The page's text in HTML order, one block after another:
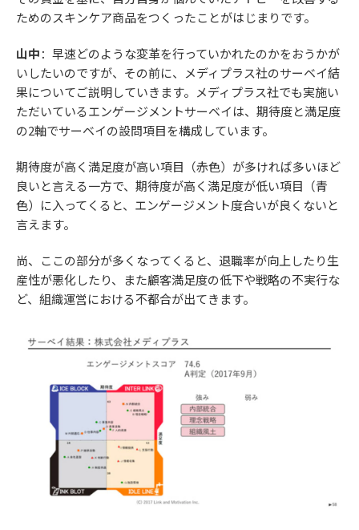
ためのスキンケア商品をつくったことがはじまりです。
山中：早速どのような変革を行っていかれたのかをおうかが
いしたいのですが、その前に、メディプラス社のサーベイ結
果についてご説明していきます。メディプラス社でも実施い
ただいているエンゲージメントサーベイは、期待度と満足度
の2軸でサーベイの設問項目を構成しています。
期待度が高く満足度が高い項目（赤色）が多ければ多いほど
良いと言える一方で、期待度が高く満足度が低い項目（青
色）に入ってくると、エンゲージメント度合いが良くないと
言えます。
尚、ここの部分が多くなってくると、退職率が向上したり生
産性が悪化したり、また顧客満足度の低下や戦略の不実行な
ど、組織運営における不都合が出てきます。